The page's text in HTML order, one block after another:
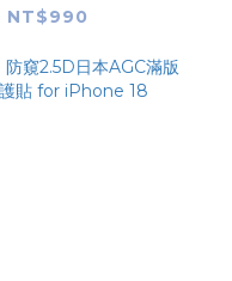
iPhone 18
NT$990